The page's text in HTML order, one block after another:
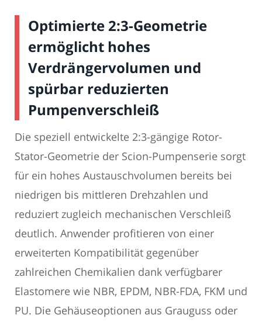
Optimierte 2:3-Geometrie
ermöglicht hohes
Verdrängervolumen und
spürbar reduzierten
Pumpenverschleiß
Die speziell entwickelte 2:3-gängige Rotor-
Stator-Geometrie der Scion-Pumpenserie sorgt
für ein hohes Austauschvolumen bereits bei
niedrigen bis mittleren Drehzahlen und
reduziert zugleich mechanischen Verschleiß
deutlich. Anwender profitieren von einer
erweiterten Kompatibilität gegenüber
zahlreichen Chemikalien dank verfügbarer
Elastomere wie NBR, EPDM, NBR-FDA, FKM und
PU. Die Gehäuseoptionen aus Grauguss oder